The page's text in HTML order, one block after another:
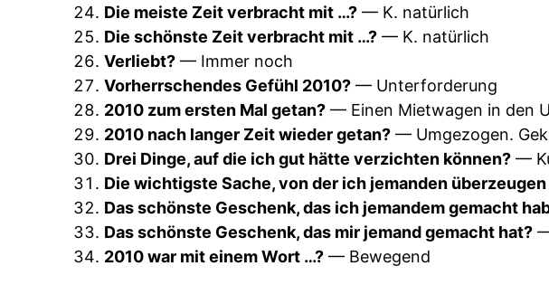
Die meiste Zeit verbracht mit …? — K. natürlich
Die schönste Zeit verbracht mit …? — K. natürlich
Verliebt? — Immer noch
Vorherrschendes Gefühl 2010? — Unterforderung
2010 zum ersten Mal getan? — Einen Mietwagen in den
2010 nach langer Zeit wieder getan? — Umgezogen.
Drei Dinge, auf die ich gut hätte verzichten können? —
Die wichtigste Sache, von der ich jemanden
Das schönste Geschenk, das ich jemandem gemacht
Das schönste Geschenk, das mir jemand gemacht hat?
2010 war mit einem Wort …? — Bewegend